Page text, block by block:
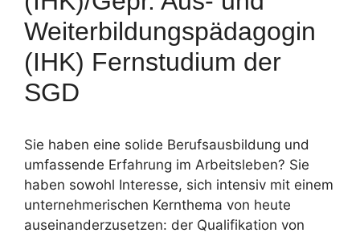
Weiterbildungspädagogin
(IHK) Fernstudium der
SGD
Sie haben eine solide Berufsausbildung und
umfassende Erfahrung im Arbeitsleben? Sie
haben sowohl Interesse, sich intensiv mit einem
unternehmerischen Kernthema von heute
auseinanderzusetzen: der Qualifikation von